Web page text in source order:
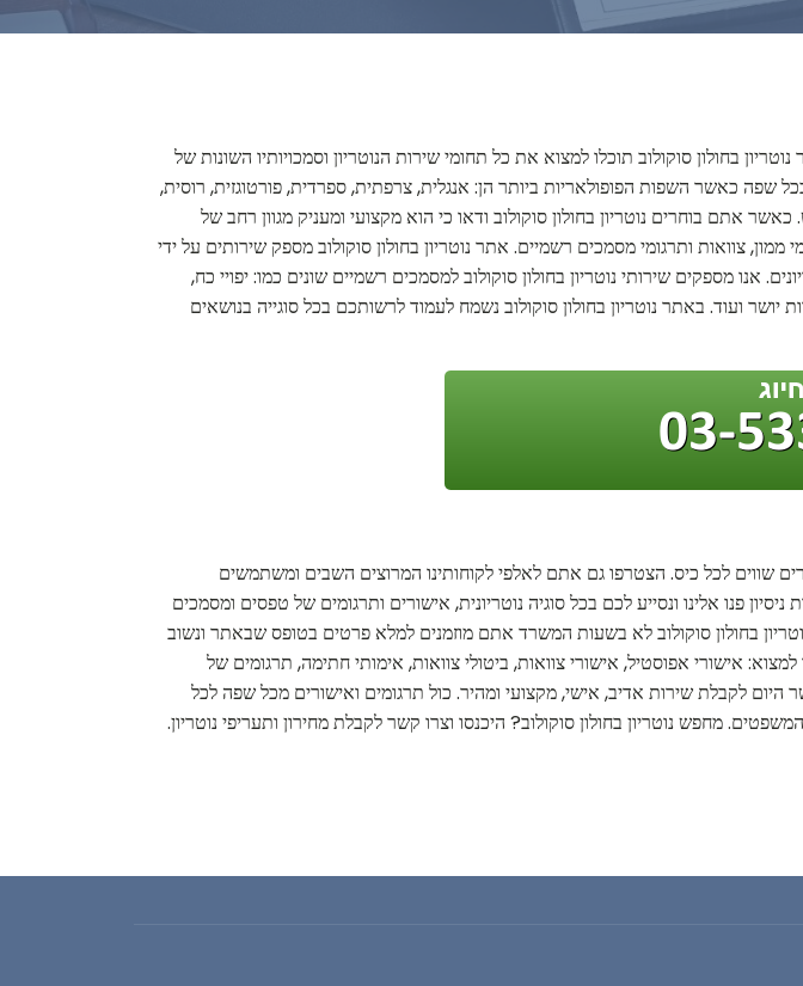
בחולון סוקולוב תוכלו למצוא את כל תחומי שירות הנוטריון וסמכויותיו השונות של
בכל שפה כאשר השפות הפופולאריות ביותר הן: אנגלית, צרפתית, ספרדית, פורטוגזית, רוסית,
אתם בוחרים נוטריון בחולון סוקולוב ודאו כי הוא מקצועי ומעניק מגוון רחב של
צוואות ותרגומי מסמכים רשמיים. אתר נוטריון בחולון סוקולוב מספק שירותים על ידי
אנו מספקים שירותי נוטריון בחולון סוקולוב למסמכים רשמיים שונים כמו: יפויי כח,
יושר ועוד. באתר נוטריון בחולון סוקולוב נשמח לעמוד לרשותכם בכל סוגייה בנושאים
שווים לכל כיס. הצטרפו גם אתם לאלפי לקוחותינו המרוצים השבים ומשתמשים
פנו אלינו ונסייע לכם בכל סוגיה נוטריונית, אישורים ותרגומים של טפסים ומסמכים
בחולון סוקולוב לא בשעות המשרד אתם מוזמנים למלא פרטים בטופס שבאתר ונשוב
אישורי אפוסטיל, אישורי צוואות, ביטולי צוואות, אימותי חתימה, תרגומים של
היום לקבלת שירות אדיב, אישי, מקצועי ומהיר. כול תרגומים ואישורים מכל שפה לכל
מחפש נוטריון בחולון סוקולוב? היכנסו וצרו קשר לקבלת מחירון ותעריפי נוטריון.